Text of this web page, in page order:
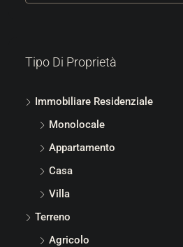
Tipo Di Proprietà
Immobiliare Residenziale
Monolocale
Appartamento
Casa
Villa
Terreno
Agricolo